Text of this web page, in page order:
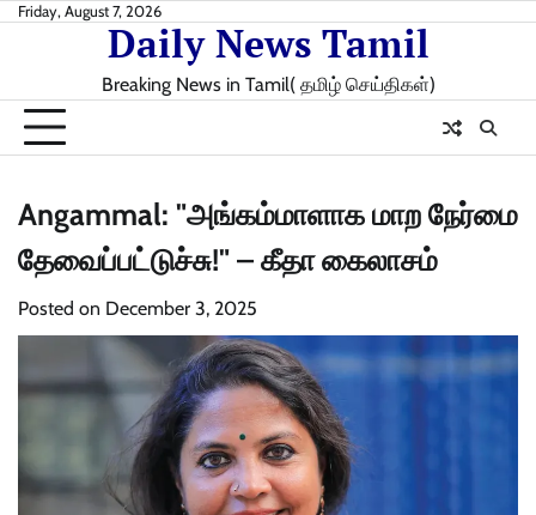
SkipFriday, August 7, 2026
Daily News Tamil
Breaking News in Tamil( தமிழ் செய்திகள்)
Angammal: "அங்கம்மாளாக மாற நேர்மை
தேவைப்பட்டுச்சு!" – கீதா கைலாசம்
Posted on December 3, 2025